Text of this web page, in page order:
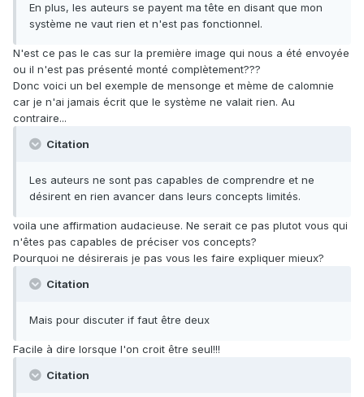
En plus, les auteurs se payent ma tête en disant que mon
système ne vaut rien et n'est pas fonctionnel.
N'est ce pas le cas sur la première image qui nous a été envoyée
ou il n'est pas présenté monté complètement???
Donc voici un bel exemple de mensonge et mème de calomnie
car je n'ai jamais écrit que le système ne valait rien. Au
contraire...
Citation
Les auteurs ne sont pas capables de comprendre et ne
désirent en rien avancer dans leurs concepts limités.
voila une affirmation audacieuse. Ne serait ce pas plutot vous qui
n'êtes pas capables de préciser vos concepts?
Pourquoi ne désirerais je pas vous les faire expliquer mieux?
Citation
Mais pour discuter if faut être deux
Facile à dire lorsque l'on croit être seul!!!
Citation